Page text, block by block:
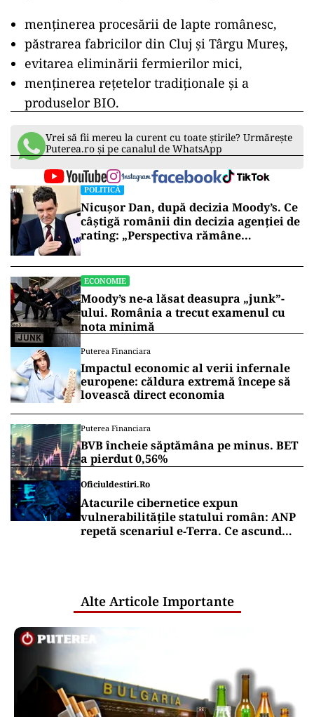
menținerea procesării de lapte românesc,
păstrarea fabricilor din Cluj și Târgu Mureș,
evitarea eliminării fermierilor mici,
menținerea rețetelor tradiționale și a
produselor BIO.
Vrei să fii mereu la curent cu toate știrile? Urmărește
Puterea.ro și pe canalul de WhatsApp
POLITICĂ
Nicușor Dan, după decizia Moody’s. Ce
câștigă românii din decizia agenției de
rating: „Perspectiva rămâne
ECONOMIE
Moody’s ne-a lăsat deasupra „junk”-
ului. România a trecut examenul cu
nota minimă
Puterea Financiara
Impactul economic al verii infernale
europene: căldura extremă începe să
lovească direct economia
Puterea Financiara
BVB încheie săptămâna pe minus. BET
a pierdut 0,56%
Oficiuldestiri.ro
Atacurile cibernetice expun
vulnerabilitățile statului român: ANP
repetă scenariul e‑Terra. Ce ascund
Alte Articole Importante